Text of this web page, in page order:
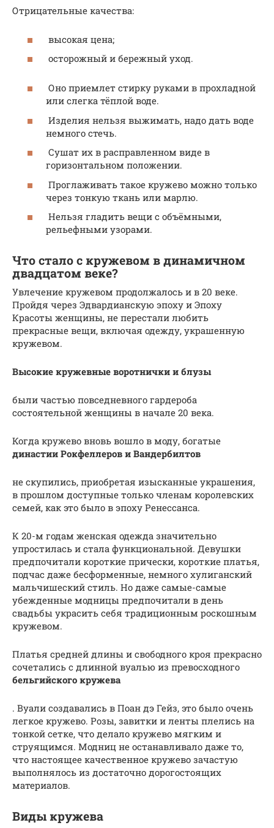
Отрицательные качества:
высокая цена;
осторожный и бережный уход.
Оно приемлет стирку руками в прохладной
или слегка тёплой воде.
Изделия нельзя выжимать, надо дать воде
немного стечь.
Сушат их в расправленном виде в
горизонтальном положении.
Проглаживать такое кружево можно только
через тонкую ткань или марлю.
Нельзя гладить вещи с объёмными,
рельефными узорами.
Что стало с кружевом в динамичном
двадцатом веке?
Увлечение кружевом продолжалось и в 20 веке.
Пройдя через Эдвардианскую эпоху и Эпоху
Красоты женщины, не перестали любить
прекрасные вещи, включая одежду, украшенную
кружевом.
Высокие кружевные воротнички и блузы
были частью повседневного гардероба
состоятельной женщины в начале 20 века.
Когда кружево вновь вошло в моду, богатые
династии Рокфеллеров и Вандербилтов
не скупились, приобретая изысканные украшения,
в прошлом доступные только членам королевских
семей, как это было в эпоху Ренессанса.
К 20-м годам женская одежда значительно
упростилась и стала функциональной. Девушки
предпочитали короткие прически, короткие платья,
подчас даже бесформенные, немного хулиганский
мальчишеский стиль. Но даже самые-самые
убежденные модницы предпочитали в день
свадьбы украсить себя традиционным роскошным
кружевом.
Платья средней длины и свободного кроя прекрасно
сочетались с длинной вуалью из превосходного
бельгийского кружева
. Вуали создавались в Поан дэ Гейз, это было очень
легкое кружево. Розы, завитки и ленты плелись на
тонкой сетке, что делало кружево мягким и
струящимся. Модниц не останавливало даже то,
что настоящее качественное кружево зачастую
выполнялось из достаточно дорогостоящих
материалов.
Виды кружева